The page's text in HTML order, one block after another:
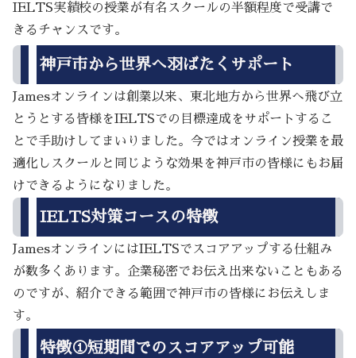
IELTS実績校の授業が有名スクールの半額程度で受講で
きるチャンスです。
神戸市から世界へ羽ばたくサポート
Jamesオンラインは創業以来、東北地方から世界へ飛び立
とうとする皆様をIELTSでの目標達成をサポートするこ
とで手助けしてまいりました。今ではオンライン授業を最
適化しスクールと同じような効果を神戸市の皆様にもお届
けできるようになりました。
IELTS対策コースの特徴
JamesオンラインにはIELTSでスコアアップする仕組み
が数多くあります。企業秘密でお伝え出来ないこともある
のですが、紹介できる範囲で神戸市の皆様にお伝えしま
す。
特徴①短期間でのスコアアップ可能